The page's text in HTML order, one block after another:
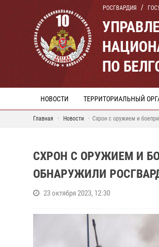
РОСГВАРДИЯ
ПО
НОВОСТИ ТЕРРИТОРИАЛЬНЫЙ
Главная Новости Схрон с оружием и
СХРОН С ОРУЖИЕМ И
ОБНАРУЖИЛИ
23 октября 2023, 12:30